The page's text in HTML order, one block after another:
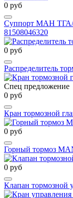
0 руб
Суппорт МАН ТГА/
81508046320
0 руб
Распределитель
Спец предложение
0 руб
Кран тормозной
0 руб
Горный тормоз
0 руб
Клапан тормозной